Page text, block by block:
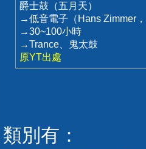
爵士鼓（五月天）
→低音電子（Hans Zimmer
→30~100小時
→Trance、鬼太鼓
原YT出處
類別有：